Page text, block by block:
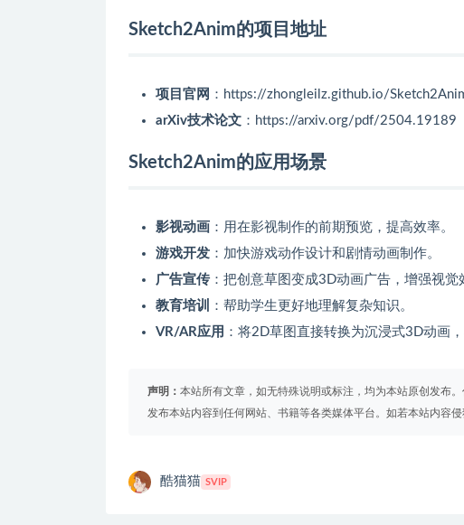
Sketch2Anim的项目地址
项目官网 ：https://zhongleilz.github.io/
arXiv技术论文 ：https://arxiv.org/pdf/2504.19189
Sketch2Anim的应用场景
影视动画 ：用在影视制作的前期预览，提高效率。
游戏开发 ：加快游戏动作设计和剧情动画制作。
广告宣传：把创意草图变成3D动画广告，增强视觉
教育培训
：帮助学生更好地理解复杂知识。
VR/AR应用 ：将2D草图直接转换为沉浸式3D动画
声明： 本站所有文章，如无特殊说明或标注，均为本站原创发布
发布本站内容到任何网站、书籍等各类媒体平台。如若本站内容
酷猫猫 SVIP